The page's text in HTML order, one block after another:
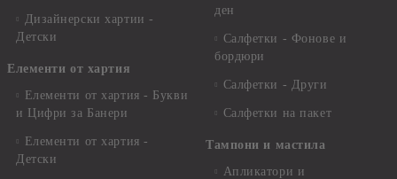
Дизайнерски хартии -
Детски
Елементи от хартия
Елементи от хартия - Букви
и Цифри за Банери
Елементи от хартия -
Детски
ден
Салфетки - Фонове и
бордюри
Салфетки - Други
Салфетки на пакет
Тампони и мастила
Апликатори и